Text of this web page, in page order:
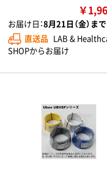
￥
お届け日：8月21日（金）まで
直送品 LAB &
SHOPからお届け